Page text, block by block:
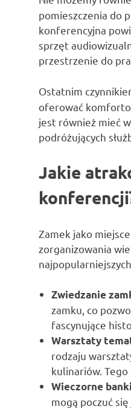
pomieszczenia do
konferencyjna
sprzęt
przestrzenie do
Ostatnim
oferować
jest również mieć
podróżujących
Jakie
Zamek jako
zorganizowania
Zwiedzanie
zamku, co
fascynujące
Warsztaty
rodzaju
kulinariów.
Wieczorne
mogą poczuć